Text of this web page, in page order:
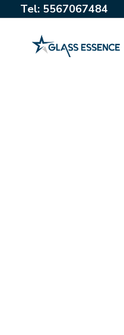
Tel: 5567067484